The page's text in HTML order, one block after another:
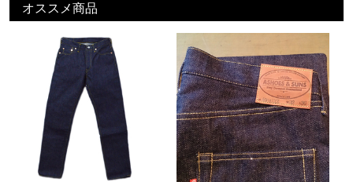
オススメ商品